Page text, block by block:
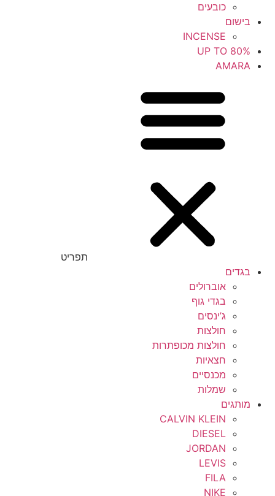
כובעים
בישום
INCENSE
UP TO 80%
AMARA
תפריט
בגדים
אוברולים
בגדי גוף
ג’ינסים
חולצות
חולצות מכופתרות
חצאיות
מכנסיים
שמלות
מותגים
CALVIN KLEIN
DIESEL
JORDAN
LEVIS
FILA
NIKE